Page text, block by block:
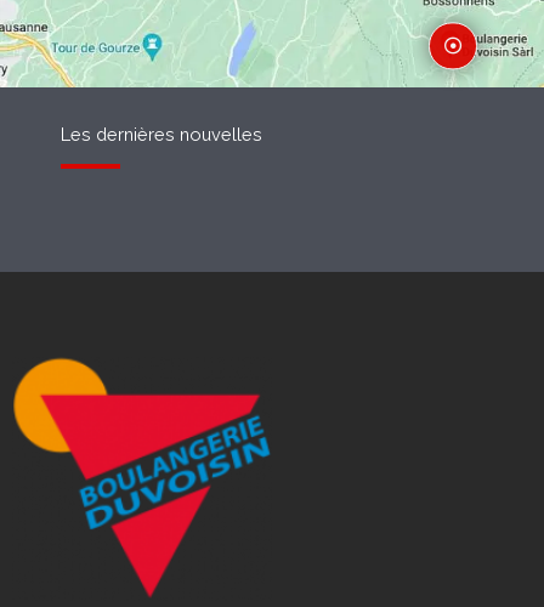
Les dernières nouvelles